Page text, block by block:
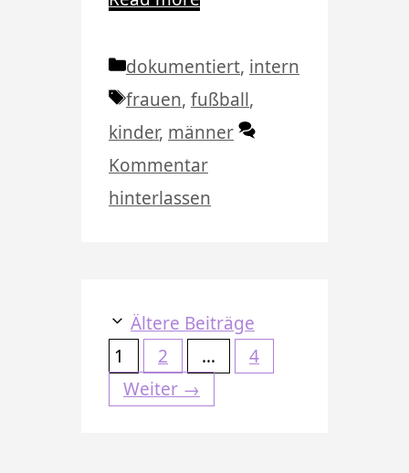
Kategorien
dokumentiert, intern
Schlagwörter
frauen, fußball,
kinder, männer
Kommentar
hinterlassen
Ältere Beiträge
Seite
1 Seite
2 … Seite
4
Weiter →